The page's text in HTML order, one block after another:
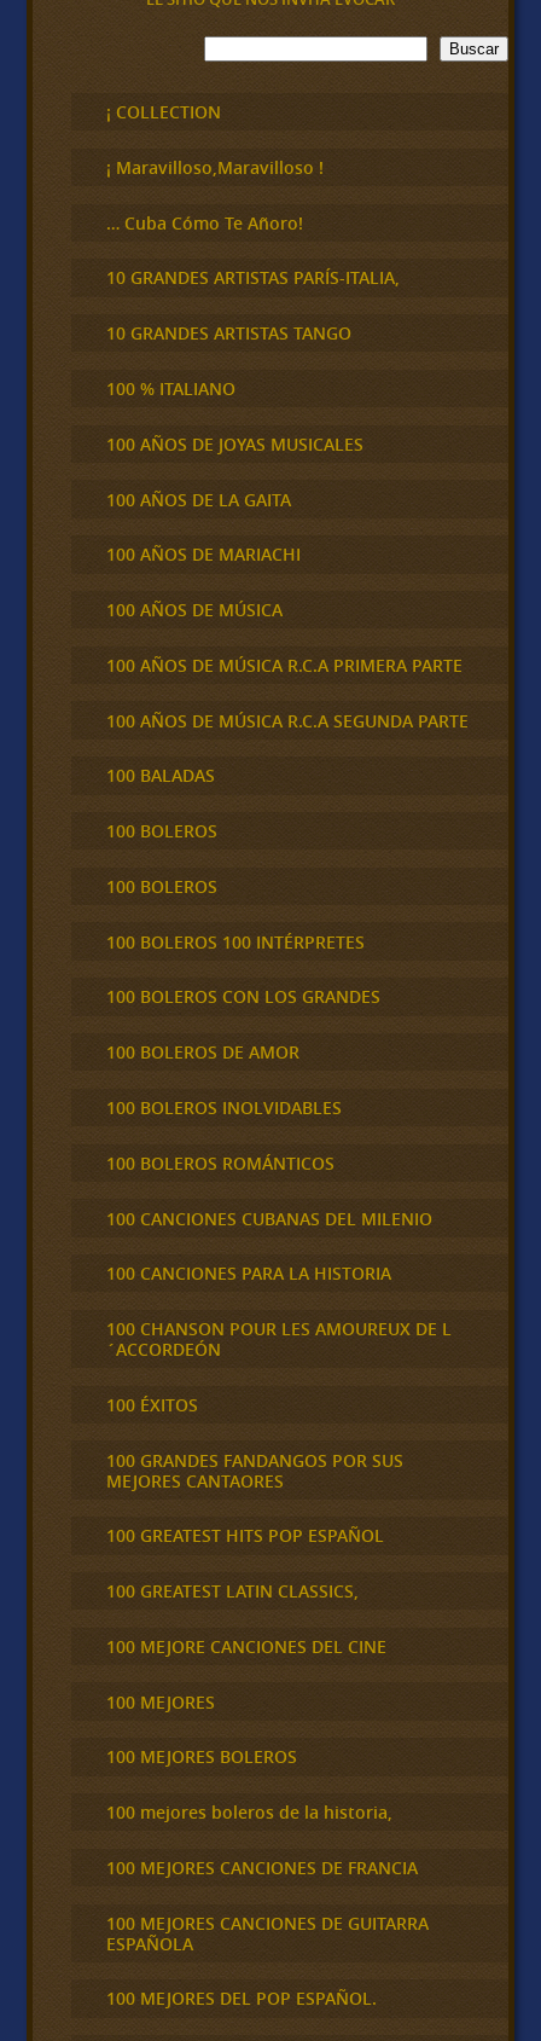
B
u
c
a
Buscar
¡ COLLECTION
¡ Maravilloso,Maravilloso !
… Cuba Cómo Te Añoro!
10 GRANDES ARTISTAS PARÍS-ITALIA,
10 GRANDES ARTISTAS TANGO
100 % ITALIANO
100 AÑOS DE JOYAS MUSICALES
100 AÑOS DE LA GAITA
100 AÑOS DE MARIACHI
100 AÑOS DE MÚSICA
100 AÑOS DE MÚSICA R.C.A PRIMERA PARTE
100 AÑOS DE MÚSICA R.C.A SEGUNDA PARTE
100 BALADAS
100 BOLEROS
100 BOLEROS
100 BOLEROS 100 INTÉRPRETES
100 BOLEROS CON LOS GRANDES
100 BOLEROS DE AMOR
100 BOLEROS INOLVIDABLES
100 BOLEROS ROMÁNTICOS
100 CANCIONES CUBANAS DEL MILENIO
100 CANCIONES PARA LA HISTORIA
100 CHANSON POUR LES AMOUREUX DE L
´ACCORDEÓN
100 ÉXITOS
100 GRANDES FANDANGOS POR SUS
MEJORES CANTAORES
100 GREATEST HITS POP ESPAÑOL
100 GREATEST LATIN CLASSICS,
100 MEJORE CANCIONES DEL CINE
100 MEJORES
100 MEJORES BOLEROS
100 mejores boleros de la historia,
100 MEJORES CANCIONES DE FRANCIA
100 MEJORES CANCIONES DE GUITARRA
ESPAÑOLA
100 MEJORES DEL POP ESPAÑOL.